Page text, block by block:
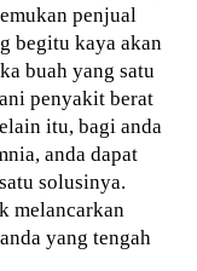
penjual
begitu kaya akan
buah yang satu
penyakit berat
itu, bagi anda
anda dapat
solusinya.
melancarkan
yang tengah